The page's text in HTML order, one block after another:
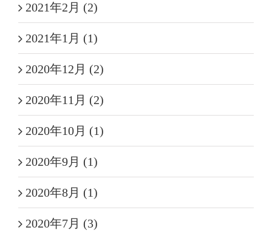
2021年2月 (2)
2021年1月 (1)
2020年12月 (2)
2020年11月 (2)
2020年10月 (1)
2020年9月 (1)
2020年8月 (1)
2020年7月 (3)